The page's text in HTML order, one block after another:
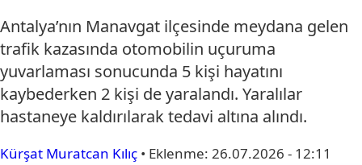
Antalya’nın Manavgat ilçesinde meydana gelen
trafik kazasında otomobilin uçuruma
yuvarlaması sonucunda 5 kişi hayatını
kaybederken 2 kişi de yaralandı. Yaralılar
hastaneye kaldırılarak tedavi altına alındı.
Kürşat Muratcan Kılıç • Eklenme: 26.07.2026 - 12:11